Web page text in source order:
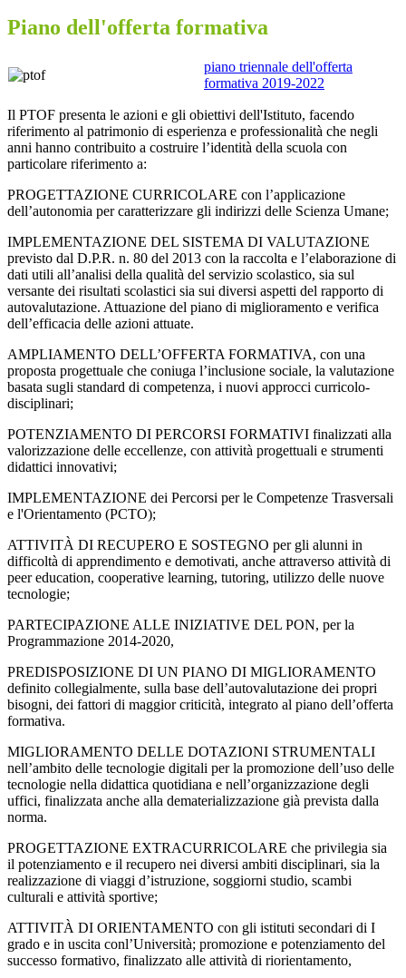
Piano dell'offerta formativa
piano triennale dell'offerta
formativa 2019-2022
Il PTOF presenta le azioni e gli obiettivi dell'Istituto, facendo
riferimento al patrimonio di esperienza e professionalità che negli
anni hanno contribuito a costruire l’identità della scuola con
particolare riferimento a:
PROGETTAZIONE CURRICOLARE con l’applicazione
dell’autonomia per caratterizzare gli indirizzi delle Scienza Umane;
IMPLEMENTAZIONE DEL SISTEMA DI VALUTAZIONE
previsto dal D.P.R. n. 80 del 2013 con la raccolta e l’elaborazione di
dati utili all’analisi della qualità del servizio scolastico, sia sul
versante dei risultati scolastici sia sui diversi aspetti del rapporto di
autovalutazione. Attuazione del piano di miglioramento e verifica
dell’efficacia delle azioni attuate.
AMPLIAMENTO DELL’OFFERTA FORMATIVA, con una
proposta progettuale che coniuga l’inclusione sociale, la valutazione
basata sugli standard di competenza, i nuovi approcci curricolo-
disciplinari;
POTENZIAMENTO DI PERCORSI FORMATIVI finalizzati alla
valorizzazione delle eccellenze, con attività progettuali e strumenti
didattici innovativi;
IMPLEMENTAZIONE dei Percorsi per le Competenze Trasversali
e l'Orientamento (PCTO);
ATTIVITÀ DI RECUPERO E SOSTEGNO per gli alunni in
difficoltà di apprendimento e demotivati, anche attraverso attività di
peer education, cooperative learning, tutoring, utilizzo delle nuove
tecnologie;
PARTECIPAZIONE ALLE INIZIATIVE DEL PON, per la
Programmazione 2014-2020,
PREDISPOSIZIONE DI UN PIANO DI MIGLIORAMENTO
definito collegialmente, sulla base dell’autovalutazione dei propri
bisogni, dei fattori di maggior criticità, integrato al piano dell’offerta
formativa.
MIGLIORAMENTO DELLE DOTAZIONI STRUMENTALI
nell’ambito delle tecnologie digitali per la promozione dell’uso delle
tecnologie nella didattica quotidiana e nell’organizzazione degli
uffici, finalizzata anche alla dematerializzazione già prevista dalla
norma.
PROGETTAZIONE EXTRACURRICOLARE che privilegia sia
il potenziamento e il recupero nei diversi ambiti disciplinari, sia la
realizzazione di viaggi d’istruzione, soggiorni studio, scambi
culturali e attività sportive;
ATTIVITÀ DI ORIENTAMENTO con gli istituti secondari di I
grado e in uscita conl’Università; promozione e potenziamento del
successo formativo, finalizzato alle attività di riorientamento,